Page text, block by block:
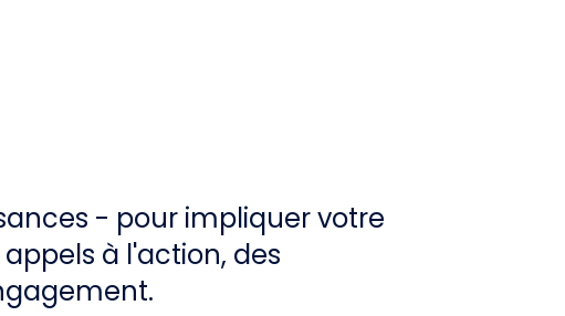
- pour impliquer votre
à l'action, des